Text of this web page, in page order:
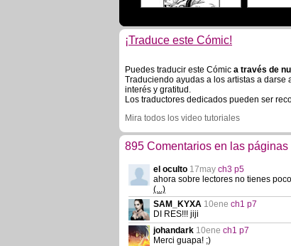
¡Traduce este Cómic!
Puedes traducir este Cómic a través de
Traduciendo ayudas a los artistas a darse
interés y gratitud.
Los traductores dedicados pueden ser
Mira todos los video tutoriales
895 Comentarios en las
el oculto 17may ch3 p5
ahora sobre lectores no tienes
(...)
SAM_KYXA 10ene ch1 p7
DI RES!!! jiji
johandark 10ene ch1 p7
Merci guapa! ;)